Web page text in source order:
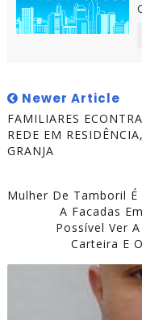
Newer Article
FAMILIARES
REDE EM
GRANJA
Mulher De Tamboril
A Facadas
Possível Ver
Carteira E